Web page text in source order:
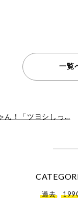
一覧
ん！「ツヨシしっ...
過去 ,